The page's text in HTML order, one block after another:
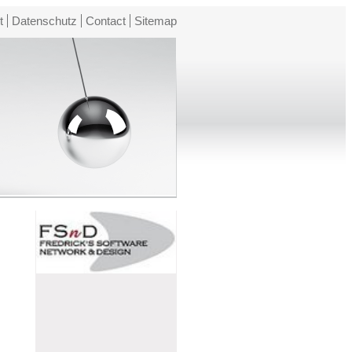
Datenschutz Contact Sitemap